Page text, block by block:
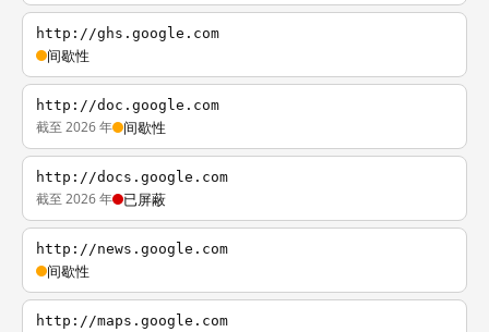
http://ghs.google.com
间歇性
http://doc.google.com
截至 2026 年 间歇性
http://docs.google.com
截至 2026 年 已屏蔽
http://news.google.com
间歇性
http://maps.google.com